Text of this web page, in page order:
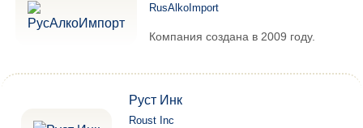
RusAlkoImport
Компания создана в 2009 году.
Руст Инк
Roust Inc